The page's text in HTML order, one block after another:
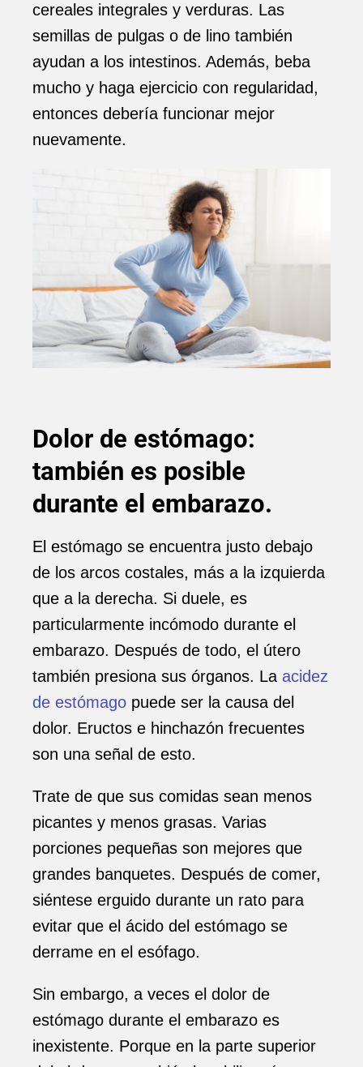
cereales integrales y verduras. Las
semillas de pulgas o de lino también
ayudan a los intestinos. Además, beba
mucho y haga ejercicio con regularidad,
entonces debería funcionar mejor
nuevamente.
Dolor de estómago:
también es posible
durante el embarazo.
El estómago se encuentra justo debajo
de los arcos costales, más a la izquierda
que a la derecha. Si duele, es
particularmente incómodo durante el
embarazo. Después de todo, el útero
también presiona sus órganos. La acidez
de estómago puede ser la causa del
dolor. Eructos e hinchazón frecuentes
son una señal de esto.
Trate de que sus comidas sean menos
picantes y menos grasas. Varias
porciones pequeñas son mejores que
grandes banquetes. Después de comer,
siéntese erguido durante un rato para
evitar que el ácido del estómago se
derrame en el esófago.
Sin embargo, a veces el dolor de
estómago durante el embarazo es
inexistente. Porque en la parte superior